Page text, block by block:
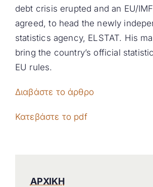
debt crisis erupted and an EU/
agreed, to head the newly
statistics agency, ELSTAT. His
bring the country’s official
EU rules.
Διαβάστε το άρθρο
Κατεβάστε το pdf
ΑΡΧΙΚΗ